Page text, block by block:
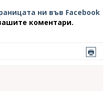
ни във Facebook
коментари.